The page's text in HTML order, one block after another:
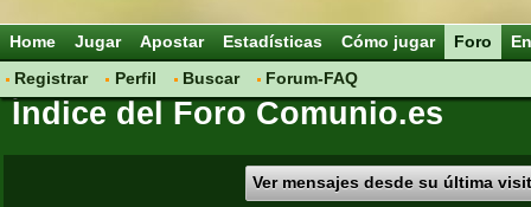
Home Jugar Apostar Estadísticas Cómo jugar
Foro
Registrar
Perfil Buscar Forum-FAQ
Índice del Foro Comunio.es
Ver mensajes desde su última